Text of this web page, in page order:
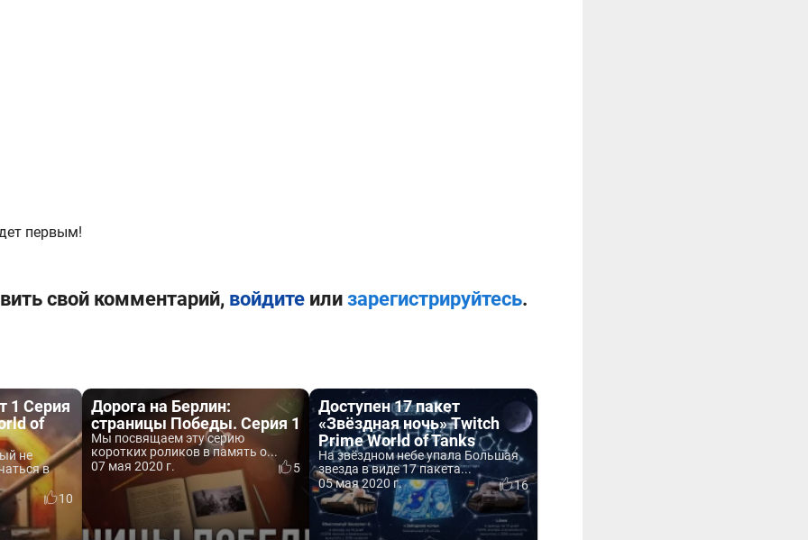
первым!
свой комментарий, войдитеили зарегистрируйтесь.
1 Серия
of
не
в
10
Дорога на Берлин:
страницы Победы. Серия 1
Мы посвящаем эту серию
коротких роликов в память о...
07 мая 2020 г.
5
Доступен 17 пакет
«Звёздная ночь» Twitch
Prime World of Tanks
На звёздном небе упала Большая
звезда в виде 17 пакета...
05 мая 2020 г.
16